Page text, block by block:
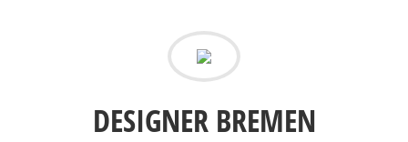
DESIGNER BREMEN